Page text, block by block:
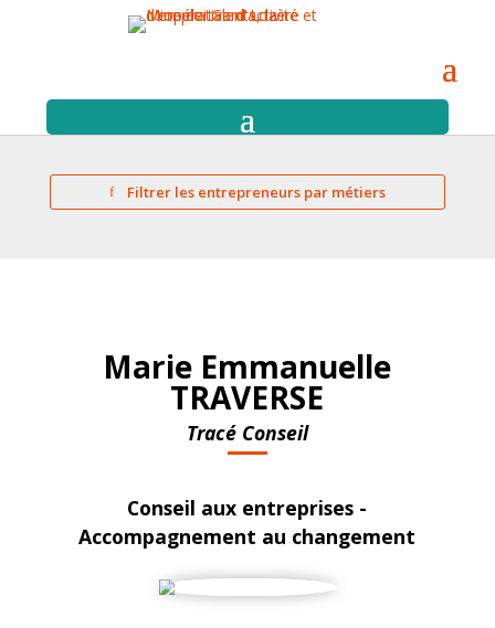
Filtrer les entrepreneurs par métiers
Marie Emmanuelle
TRAVERSE
Tracé Conseil
Conseil aux entreprises -
Accompagnement au changement